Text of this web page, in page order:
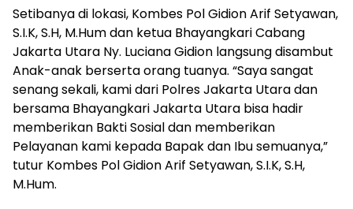
Setibanya di lokasi, Kombes Pol Gidion Arif Setyawan,
S.I.K, S.H, M.Hum dan ketua Bhayangkari Cabang
Jakarta Utara Ny. Luciana Gidion langsung disambut
Anak-anak berserta orang tuanya. “Saya sangat
senang sekali, kami dari Polres Jakarta Utara dan
bersama Bhayangkari Jakarta Utara bisa hadir
memberikan Bakti Sosial dan memberikan
Pelayanan kami kepada Bapak dan Ibu semuanya,”
tutur Kombes Pol Gidion Arif Setyawan, S.I.K, S.H,
M.Hum.